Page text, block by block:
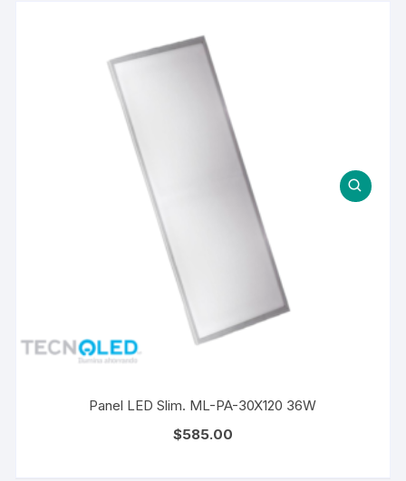
Panel LED Slim. ML-PA-30X120 36W
$585.00